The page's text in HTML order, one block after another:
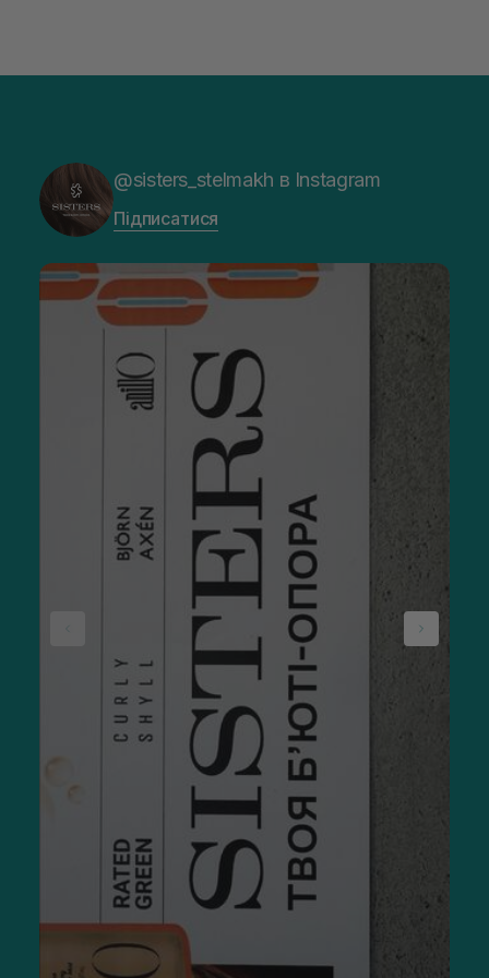
рівномірно розподілити природні олії волосся по всій
довжині зачіски, додаючи їй об'єму та рельєфності. Брашинг
для укладання з різними типами щетинок можна
використовувати по-різному. Важливо вибирати якісні
інструменти, щоб вони служили довго та
Окрему увагу приділіть рушникам для волосся. Наприклад,
BJORN AXEN Hair Towel Wrap
пасма. А щоб волосся не заплуталося, використовуйте
«Якісні аксесуари для волосся — це не
лише про стиль, а й про здоров’я
пасом. Використання правильних щіток,
рушників і гумок допомагає зменшити
ламкість, покращити його структуру та
зробити укладання легким
і безпечним.»
Як підібрати ідеальний аксесуар для волосся?
Враховуйте тип пасом, щоб аксесуари для волосся купити
правильно. Для густого або кучерявого краще підходить
гребінь із широкими зубцями, який не травмує структуру та
полегшує розчісування.
Для тонкого варто вибирати щітки з м’якою або
натуральною щетиною. Вони не пошкоджують пасма й
лишаються доволі делікатними.
Якщо зачіска довга, вона потребує особливої уваги. Тут
ідеально підійдуть великі крабики та шовкові скранчі, які не
залишають заломів і не створюють зайвого натягу навіть за
тривалого використання.
Після фарбування або кератинового вирівнювання
потрібен інший підхід. У таких випадках краще купувати
аксесуари для стайлінгу з термостійких матеріалів, які не
пошкоджують структуру волосин.
@sisters_stelmakh в Instagram
Підписатися